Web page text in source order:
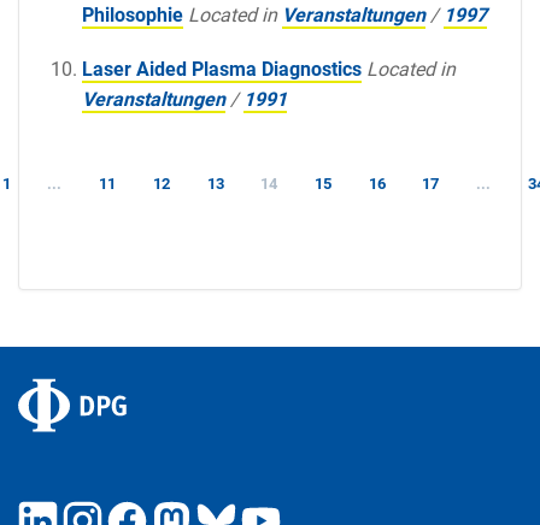
Philosophie Located in Veranstaltungen / 1997
Laser Aided Plasma Diagnostics Located in
Veranstaltungen / 1991
1 ... 11 12 13 14 15 16 17 ...